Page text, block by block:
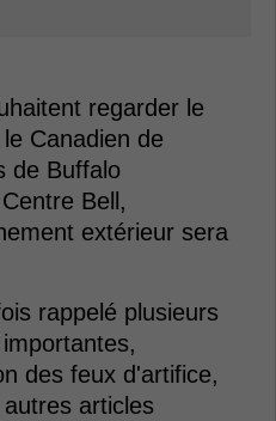
regarder le
Canadien de
de Buffalo
Bell,
extérieur sera
rappelé plusieurs
des feux d'artifice,
articles